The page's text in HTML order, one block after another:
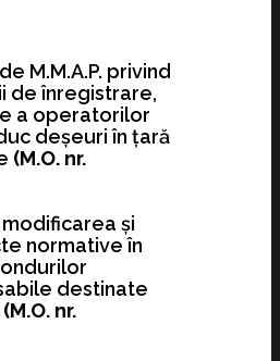
M.M.A.P. privind
de înregistrare,
a operatorilor
deşeuri în ţară
(M.O. nr.
şi
normative în
destinate
(M.O. nr.